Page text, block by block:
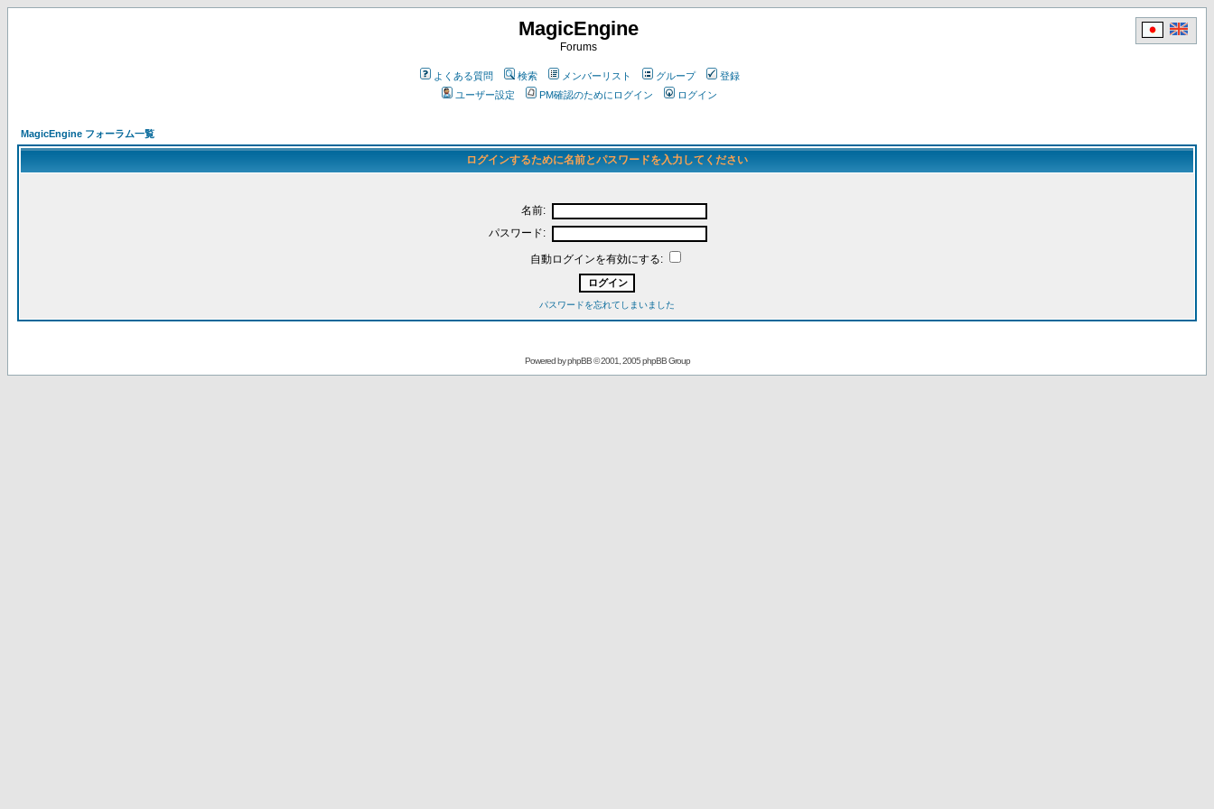
MagicEngine
Forums
よくある質問 検索 メンバーリスト グループ
登録
ユーザー設定
PM確認のためにログイン ログイン
MagicEngine フォーラム一覧
ログインするために名前とパスワードを入力してください
名前:
パスワード:
自動ログインを有効にする:
パスワードを忘れてしまいました
Powered byphpBB© 2001, 2005 phpBB Group